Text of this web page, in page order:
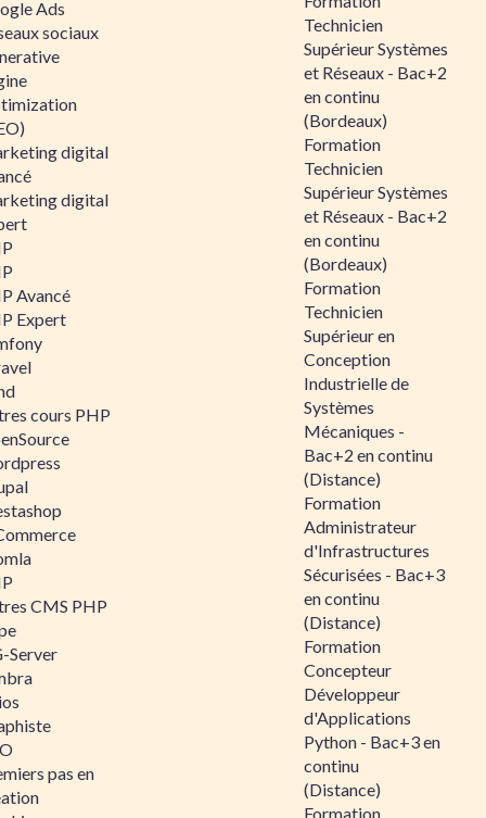
Ads
sociaux
digital
digital
Avancé
Expert
cours PHP
CMS PHP
Server
pas en
Technicien
Supérieur Systèmes
et Réseaux - Bac+2
en continu
(Bordeaux)
Formation
Technicien
Supérieur Systèmes
et Réseaux - Bac+2
en continu
(Bordeaux)
Formation
Technicien
Supérieur en
Conception
Industrielle de
Systèmes
Mécaniques -
Bac+2 en continu
(Distance)
Formation
Administrateur
d'Infrastructures
Sécurisées - Bac+3
en continu
(Distance)
Formation
Concepteur
Développeur
d'Applications
Python - Bac+3 en
continu
(Distance)
Formation